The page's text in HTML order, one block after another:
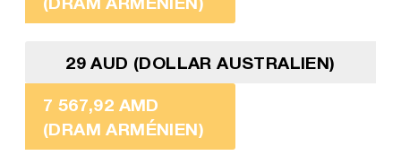
29 AUD (DOLLAR AUSTRALIEN)
7 567,92 AMD
(DRAM ARMÉNIEN)